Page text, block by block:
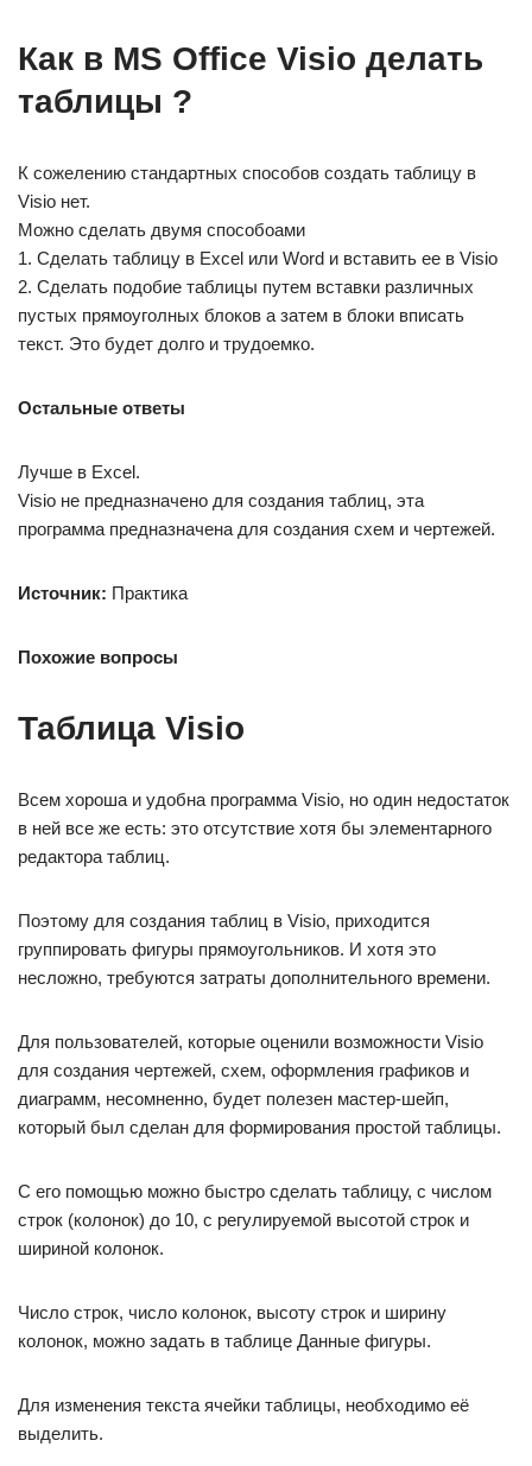
Как в MS Office Visio делать
таблицы ?
К сожелению стандартных способов создать таблицу в
Visio нет.
Можно сделать двумя способоами
1. Сделать таблицу в Excel или Word и вставить ее в Visio
2. Сделать подобие таблицы путем вставки различных
пустых прямоуголных блоков а затем в блоки вписать
текст. Это будет долго и трудоемко.
Остальные ответы
Лучше в Excel.
Visio не предназначено для создания таблиц, эта
программа предназначена для создания схем и чертежей.
Источник: Практика
Похожие вопросы
Таблица Visio
Всем хороша и удобна программа Visio, но один недостаток
в ней все же есть: это отсутствие хотя бы элементарного
редактора таблиц.
Поэтому для создания таблиц в Visio, приходится
группировать фигуры прямоугольников. И хотя это
несложно, требуются затраты дополнительного времени.
Для пользователей, которые оценили возможности Visio
для создания чертежей, схем, оформления графиков и
диаграмм, несомненно, будет полезен мастер-шейп,
который был сделан для формирования простой таблицы.
С его помощью можно быстро сделать таблицу, с числом
строк (колонок) до 10, с регулируемой высотой строк и
шириной колонок.
Число строк, число колонок, высоту строк и ширину
колонок, можно задать в таблице Данные фигуры.
Для изменения текста ячейки таблицы, необходимо её
выделить.